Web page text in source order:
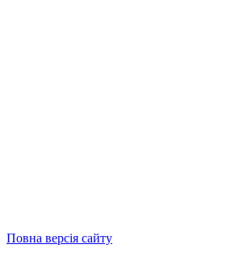
Повна версія сайту